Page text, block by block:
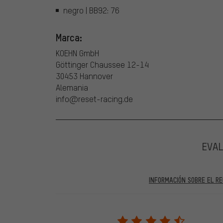
negro | BB92: 76
Marca:
KOEHN GmbH
Göttinger Chaussee 12-14
30453 Hannover
Alemania
info@reset-racing.de
INFORMACIÓN SOBRE EL
2022 solo se publicarán evaluaciones verificadas, lo
Solo desbloqueamos la evaluación después de